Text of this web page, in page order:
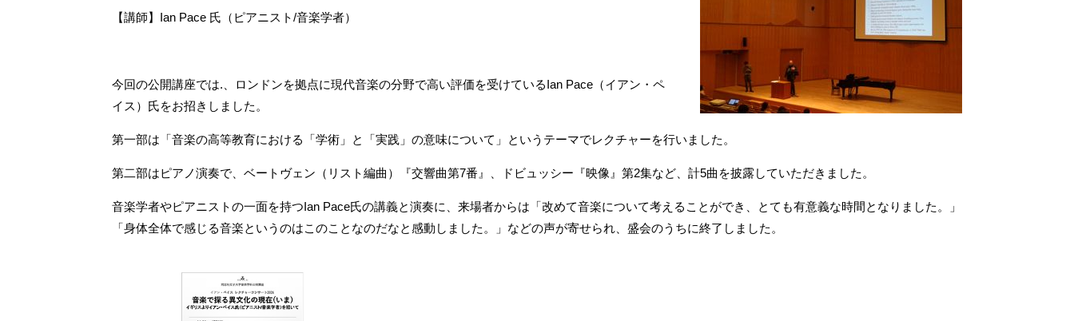
【講師】Ian Pace 氏（ピアニスト/音楽学者）
今回の公開講座では.、ロンドンを拠点に現代音楽の分野で高い評価を受けているIan Pace（イアン・ペ
イス）氏をお招きしました。
第一部は「音楽の高等教育における「学術」と「実践」の意味について」というテーマでレクチャーを行いました。
第二部はピアノ演奏で、ベートヴェン（リスト編曲）『交響曲第7番』、ドビュッシー『映像』第2集など、計5曲を披露していただきました。
音楽学者やピアニストの一面を持つIan Pace氏の講義と演奏に、来場者からは「改めて音楽について考えることができ、とても有意義な時間となりました。」
「身体全体で感じる音楽というのはこのことなのだなと感動しました。」などの声が寄せられ、盛会のうちに終了しました。